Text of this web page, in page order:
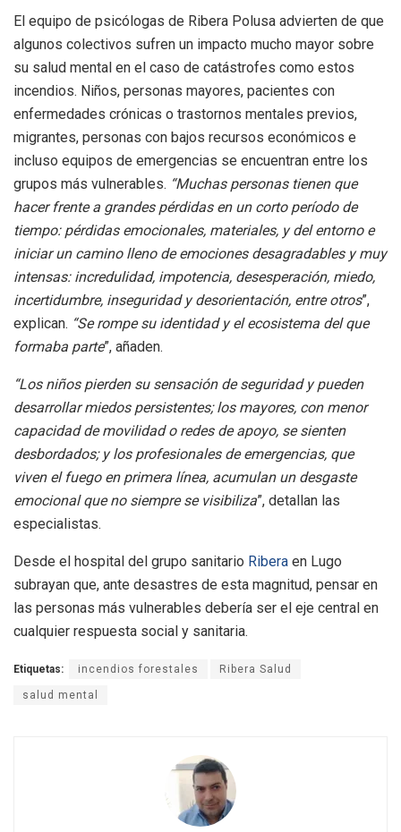
El equipo de psicólogas de Ribera Polusa advierten de que
algunos colectivos sufren un impacto mucho mayor sobre
su salud mental en el caso de catástrofes como estos
incendios. Niños, personas mayores, pacientes con
enfermedades crónicas o trastornos mentales previos,
migrantes, personas con bajos recursos económicos e
incluso equipos de emergencias se encuentran entre los
grupos más vulnerables. “Muchas personas tienen que
hacer frente a grandes pérdidas en un corto período de
tiempo: pérdidas emocionales, materiales, y del entorno e
iniciar un camino lleno de emociones desagradables y muy
intensas: incredulidad, impotencia, desesperación, miedo,
incertidumbre, inseguridad y desorientación, entre otros”,
explican. “Se rompe su identidad y el ecosistema del que
formaba parte”, añaden.
“Los niños pierden su sensación de seguridad y pueden
desarrollar miedos persistentes; los mayores, con menor
capacidad de movilidad o redes de apoyo, se sienten
desbordados; y los profesionales de emergencias, que
viven el fuego en primera línea, acumulan un desgaste
emocional que no siempre se visibiliza”, detallan las
especialistas.
Desde el hospital del grupo sanitario Ribera en Lugo
subrayan que, ante desastres de esta magnitud, pensar en
las personas más vulnerables debería ser el eje central en
cualquier respuesta social y sanitaria.
Etiquetas: incendios forestales Ribera Salud
salud mental